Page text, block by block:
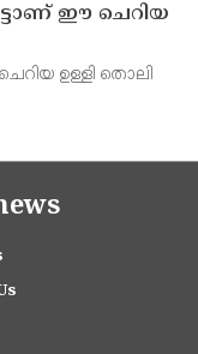
ഈ ചെറിയ
ഉള്ളി തൊലി